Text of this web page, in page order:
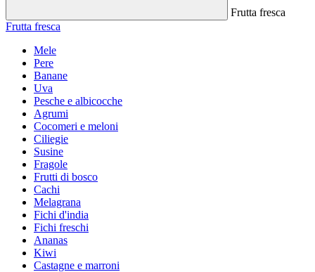
Frutta fresca
Frutta fresca
Mele
Pere
Banane
Uva
Pesche e albicocche
Agrumi
Cocomeri e meloni
Ciliegie
Susine
Fragole
Frutti di bosco
Cachi
Melagrana
Fichi d'india
Fichi freschi
Ananas
Kiwi
Castagne e marroni